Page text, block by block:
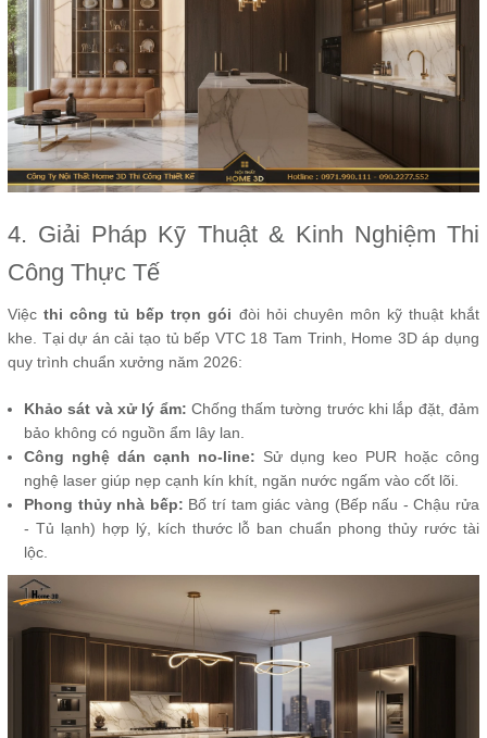
4. Giải Pháp Kỹ Thuật & Kinh Nghiệm Thi
Công Thực Tế
Việcthi công tủ bếp trọn gói đòi hỏi chuyên môn kỹ thuật khắt
khe. Tại dự án cải tạo tủ bếp VTC 18 Tam Trinh, Home 3D áp dụng
quy trình chuẩn xưởng năm 2026:
Khảo sát và xử lý ẩm: Chống thấm tường trước khi lắp đặt, đảm
bảo không có nguồn ẩm lây lan.
Công nghệ dán cạnh no-line: Sử dụng keo PUR hoặc công
nghệ laser giúp nẹp cạnh kín khít, ngăn nước ngấm vào cốt lõi.
Phong thủy nhà bếp: Bố trí tam giác vàng (Bếp nấu - Chậu rửa
- Tủ lạnh) hợp lý, kích thước lỗ ban chuẩn phong thủy rước tài
lộc.